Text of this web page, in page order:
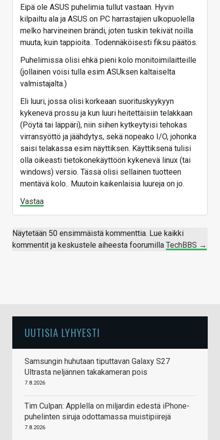
Vastaa
Eipä ole ASUS puhelimia tullut vastaan. Hyvin
kilpailtu ala ja ASUS on PC harrastajien ulkopuolella
melko harvineinen brändi, joten tuskin tekivät noilla
muuta, kuin tappioita.. Todennäköisesti fiksu päätös.
Puhelimissa olisi ehkä pieni kolo monitoimilaitteille
(jollainen voisi tulla esim ASUksen kaltaiselta
valmistajalta.)
Eli luuri, jossa olisi korkeaan suorituskyykyyn
kykenevä prossu ja kun luuri heitettäisiin telakkaan
(Pöytä tai läppäri), niin siihen kytkeytyisi tehokas
virransyöttö ja jäähdytys, sekä nopeako I/O, johonka
saisi telakassa esim näyttiksen. Käyttiksenä tulisi
olla oikeasti tietokonekäyttöön kykenevä linux (tai
windows) versio. Tässä olisi sellainen tuotteen
mentävä kolo.. Muutoin kaikenlaisia luureja on jo.
Vastaa
Näytetään 50 ensimmäistä kommenttia. Lue kaikki
kommentit ja keskustele aiheesta foorumilla TechBBS →
UUTISIA LYHYESTI
Samsungin huhutaan tiputtavan Galaxy S27
Ultrasta neljännen takakameran pois
7.8.2026
Tim Culpan: Applella on miljardin edestä iPhone-
puhelinten siruja odottamassa muistipiirejä
7.8.2026